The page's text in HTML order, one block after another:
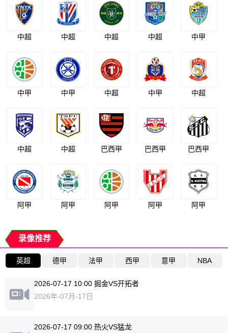
中超 中超 中超 中超 中甲
中甲 中甲 中超 中甲 中超
中超 中超 巴西甲 巴西甲 巴西甲
阿甲 阿甲 阿甲 阿甲 阿甲
录像推荐
英超 德甲 法甲 西甲 意甲 NBA
2026-07-17 10:00 掘金VS开拓者
2026年-07月-17日
2026-07-17 09:00 热火VS猛龙